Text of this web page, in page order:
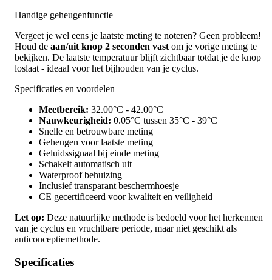
Handige geheugenfunctie
Vergeet je wel eens je laatste meting te noteren? Geen probleem!
Houd de aan/uit knop 2 seconden vast om je vorige meting te
bekijken. De laatste temperatuur blijft zichtbaar totdat je de knop
loslaat - ideaal voor het bijhouden van je cyclus.
Specificaties en voordelen
Meetbereik: 32.00°C - 42.00°C
Nauwkeurigheid: 0.05°C tussen 35°C - 39°C
Snelle en betrouwbare meting
Geheugen voor laatste meting
Geluidssignaal bij einde meting
Schakelt automatisch uit
Waterproof behuizing
Inclusief transparant beschermhoesje
CE gecertificeerd voor kwaliteit en veiligheid
Let op: Deze natuurlijke methode is bedoeld voor het herkennen
van je cyclus en vruchtbare periode, maar niet geschikt als
anticonceptiemethode.
Specificaties